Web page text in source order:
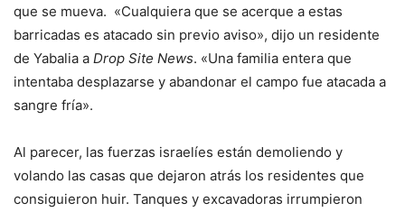
que se mueva. «Cualquiera que se acerque a estas
barricadas es atacado sin previo aviso», dijo un residente
de Yabalia a Drop Site News. «Una familia entera que
intentaba desplazarse y abandonar el campo fue atacada a
sangre fría».
Al parecer, las fuerzas israelíes están demoliendo y
volando las casas que dejaron atrás los residentes que
consiguieron huir. Tanques y excavadoras irrumpieron